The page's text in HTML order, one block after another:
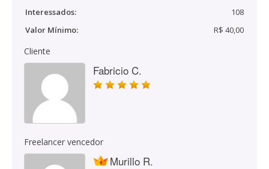
Interessados:
108
Valor Mínimo:
R$ 40,00
Cliente
Fabricio C.
Freelancer vencedor
Murillo R.